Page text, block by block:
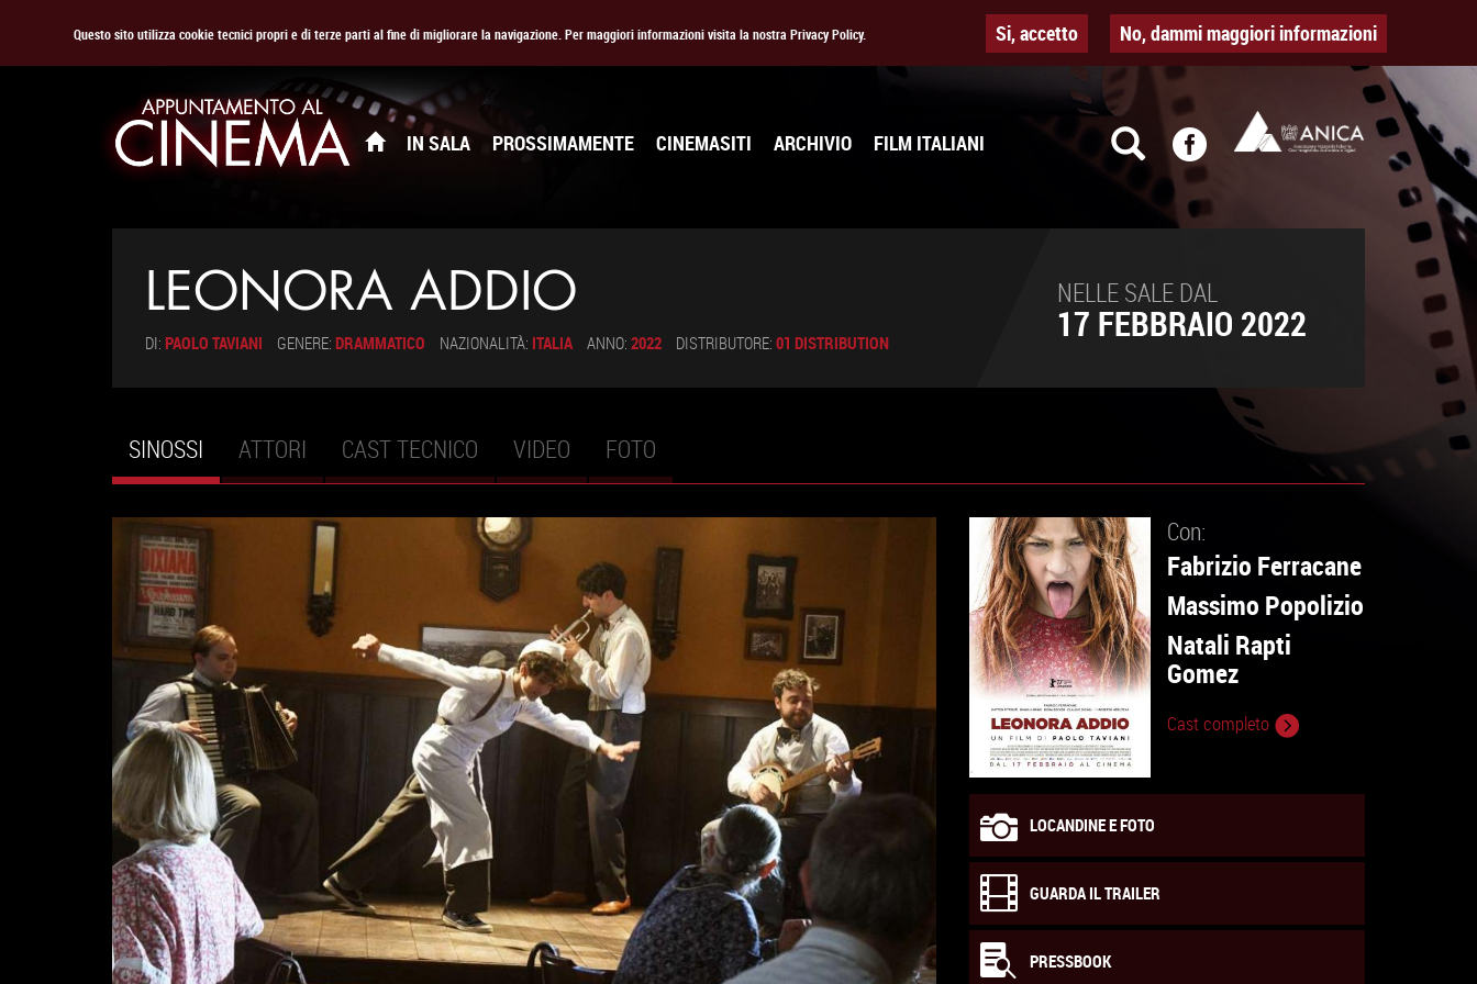
Questo sito utilizza cookie tecnici propri e di terze parti al fine di migliorare la navigazione. Per maggiori informazioni visita la nostra Privacy Policy. Si, accetto No, dammi maggiori informazioni
IN SALA PROSSIMAMENTE CINEMASITI ARCHIVIO FILM ITALIANI
LEONORA ADDIO
DI: PAOLO TAVIANI GENERE: DRAMMATICO NAZIONALITÀ: ITALIA ANNO: 2022 DISTRIBUTORE: 01 DISTRIBUTION
NELLE SALE DAL
17 FEBBRAIO 2022
Schede primarie
SINOSSI (SCHEDA
ATTIVA)
ATTORI CAST TECNICO VIDEO FOTO
Con:
Fabrizio Ferracane
Massimo Popolizio
Natali Rapti
Gomez
Cast completo
LOCANDINE E FOTO
GUARDA IL TRAILER
PRESSBOOK